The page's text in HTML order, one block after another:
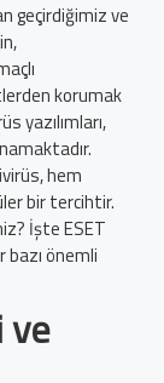
geçirdiğimiz ve
korumak
yazılımları,
hem
bir tercihtir.
İşte ESET
önemli
ve